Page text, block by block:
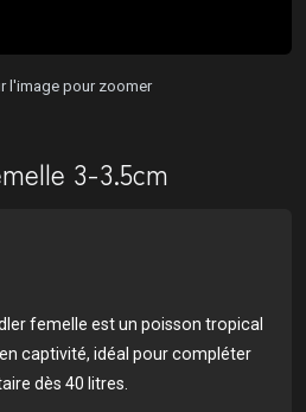
l'image pour zoomer
3-3.5cm
femelle est un poisson tropical
captivité, idéal pour compléter
dès 40 litres.